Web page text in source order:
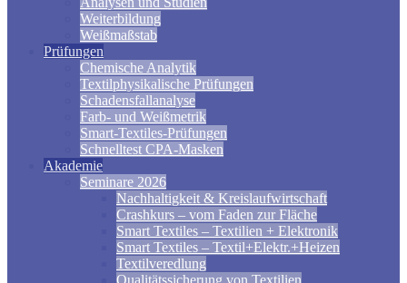
Weiterbildung
Weißmaßstab
Prüfungen
Chemische Analytik
Textilphysikalische Prüfungen
Schadensfallanalyse
Farb- und Weißmetrik
Smart-Textiles-Prüfungen
Schnelltest CPA-Masken
Akademie
Seminare 2026
Nachhaltigkeit & Kreislaufwirtschaft
Crashkurs – vom Faden zur Fläche
Smart Textiles – Textilien + Elektronik
Smart Textiles – Textil+Elektr.+Heizen
Textilveredlung
Qualitätssicherung von Textilien